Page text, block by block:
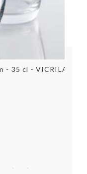
- 35 cl - VICRILA